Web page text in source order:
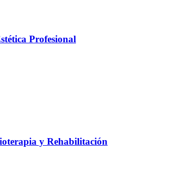
Profesional
y Rehabilitación